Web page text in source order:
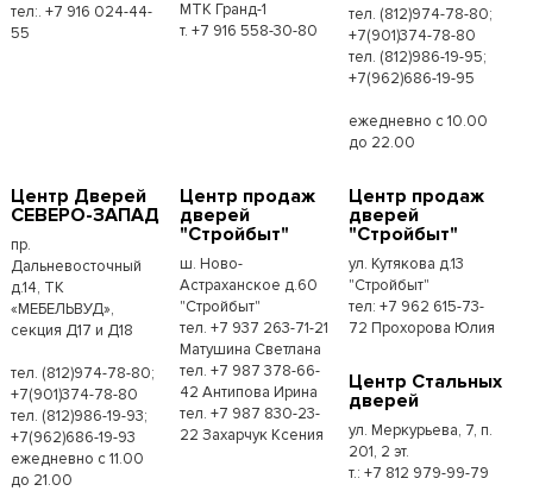
тел:. +7 916 024-44-
55
МТК Гранд-1
т. +7 916 558-30-80
тел. (812)974-78-80;
+7(901)374-78-80
тел. (812)986-19-95;
+7(962)686-19-95
ежедневно с 10.00
до 22.00
Центр Дверей
СЕВЕРО-ЗАПАД
пр.
Дальневосточный
д.14, ТК
«МЕБЕЛЬВУД»,
секция Д17 и Д18
тел. (812)974-78-80;
+7(901)374-78-80
тел. (812)986-19-93;
+7(962)686-19-93
ежедневно с 11.00
до 21.00
Центр продаж
дверей
"Стройбыт"
ш. Ново-
Астраханское д.60
"Стройбыт"
тел. +7 937 263-71-21
Матушина Светлана
тел. +7 987 378-66-
42 Антипова Ирина
тел. +7 987 830-23-
22 Захарчук Ксения
Центр продаж
дверей
"Стройбыт"
ул. Кутякова д.13
"Стройбыт"
тел: +7 962 615-73-
72 Прохорова Юлия
Центр Стальных
дверей
ул. Меркурьева, 7, п.
201, 2 эт.
т.: +7 812 979-99-79